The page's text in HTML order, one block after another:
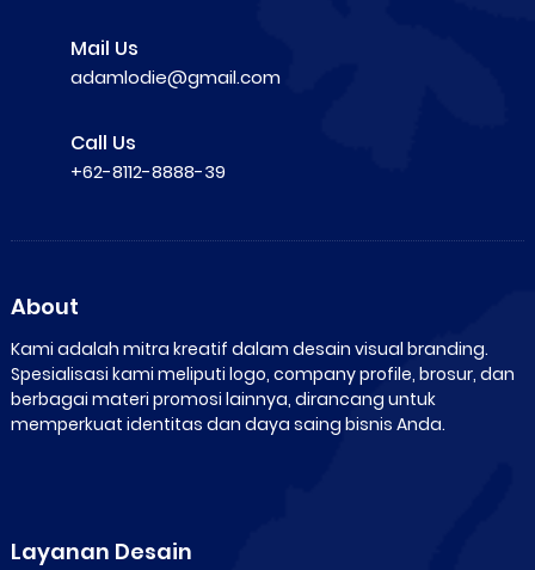
Mail Us
adamlodie@gmail.com
Call Us
+62-8112-8888-39
About
Kami adalah mitra kreatif dalam desain visual branding.
Spesialisasi kami meliputi logo, company profile, brosur, dan
berbagai materi promosi lainnya, dirancang untuk
memperkuat identitas dan daya saing bisnis Anda.
Layanan Desain